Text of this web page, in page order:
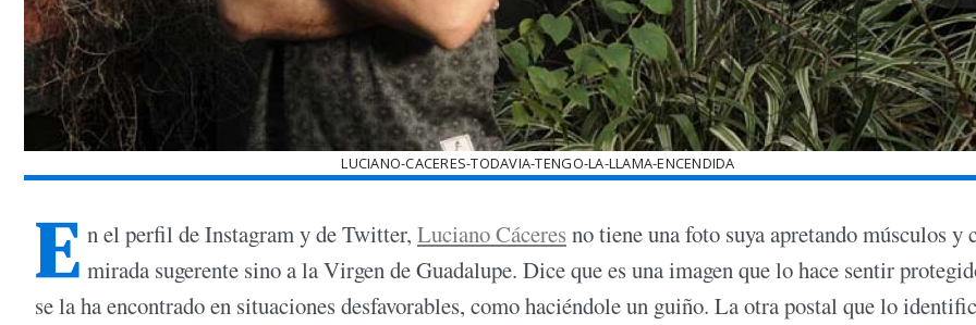
LUCIANO-CACERES-TODAVIA-TENGO-LA-LLAMA-ENCENDIDA
E n el perfil de Instagram y de Twitter, Luciano Cáceres no tiene una foto suya apretando músculos y
mirada sugerente sino a la Virgen de Guadalupe. Dice que es una imagen que lo hace sentir
se la ha encontrado en situaciones desfavorables, como haciéndole un guiño. La otra postal que lo